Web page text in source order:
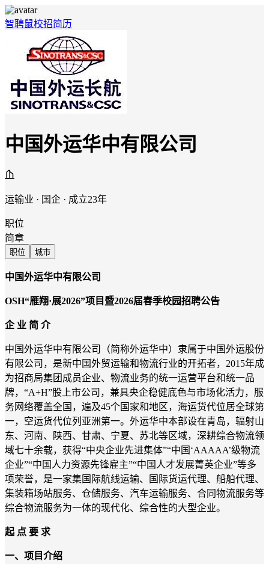
智聘鼠校招简历
中国外运华中有限公司
运输业 · 国企 · 成立23年
职位
简章
职位 城市
中国外运华中有限公司
OSH“雁翔·展2026”项目暨2026届春季校园招聘公告
企 业 简 介
中国外运华中有限公司（简称外运华中）隶属于中国外运股份
有限公司，是新中国外贸运输和物流行业的开拓者， 2015年成
为招商局集团成员企业、物流业务的统一运营平台和统一品
牌， “A+H”股上市公司，兼具央企稳健底色与市场化活力， 服
务网络覆盖全国，遍及45个国家和地区， 海运货代位居全球第
一，空运货代位列亚洲第一。外运华中本部设在青岛，辐射山
东、河南、陕西、甘肃、宁夏、 苏北等区域，深耕综合物流领
域七十余载，获得“中央企业先进集体”“中国 ‘AAAAA’级物流
企业”“中国人力资源先锋雇主”“中国 人才发展菁英企业”等多
项荣誉，是一家集国际航线运输、国际货运代理、船舶代理、
集装箱场站服务、仓储服务、汽车运输服务、合同物流服务等
综合物流服务为一体的现代化、综合性的大型企业。
起 点 要 求
一、项目介绍